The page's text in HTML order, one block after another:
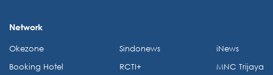
Network
Okezone
Booking Hotel
Sindonews
RCTI+
iNews
MNC Trijaya